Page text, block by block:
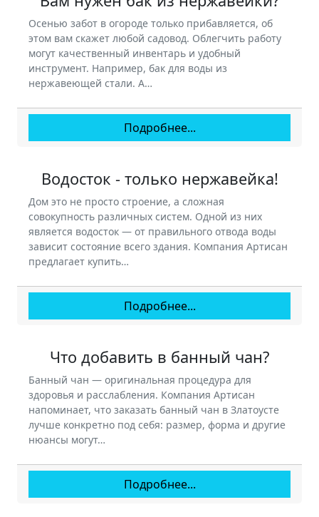
Осенью забот в огороде только прибавляется, об
этом вам скажет любой садовод. Облегчить работу
могут качественный инвентарь и удобный
инструмент. Например, бак для воды из
нержавеющей стали. А…
Подробнее...
Водосток - только нержавейка!
Дом это не просто строение, а сложная
совокупность различных систем. Одной из них
является водосток — от правильного отвода воды
зависит состояние всего здания. Компания Артисан
предлагает купить…
Подробнее...
Что добавить в банный чан?
Банный чан — оригинальная процедура для
здоровья и расслабления. Компания Артисан
напоминает, что заказать банный чан в Златоусте
лучше конкретно под себя: размер, форма и другие
нюансы могут…
Подробнее...